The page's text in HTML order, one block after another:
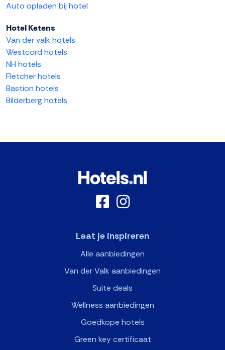
Auto opladen bij hotel
Hotel Ketens
Van der valk hotels
Westcord hotels
NH hotels
Fletcher hotels
Bastion hotels
Bilderberg hotels
Laat je inspireren
Alle aanbiedingen
Van der Valk aanbiedingen
Suite deals
Wellness aanbiedingen
Goedkope hotels
Green key certificaat